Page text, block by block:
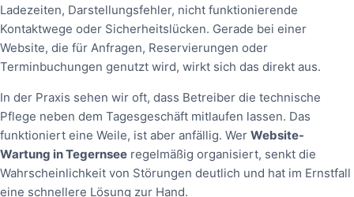
Ladezeiten, Darstellungsfehler, nicht funktionierende
Kontaktwege oder Sicherheitslücken. Gerade bei einer
Website, die für Anfragen, Reservierungen oder
Terminbuchungen genutzt wird, wirkt sich das direkt aus.
In der Praxis sehen wir oft, dass Betreiber die technische
Pflege neben dem Tagesgeschäft mitlaufen lassen. Das
funktioniert eine Weile, ist aber anfällig. Wer Website-
Wartung in Tegernsee regelmäßig organisiert, senkt die
Wahrscheinlichkeit von Störungen deutlich und hat im Ernstfall
eine schnellere Lösung zur Hand.